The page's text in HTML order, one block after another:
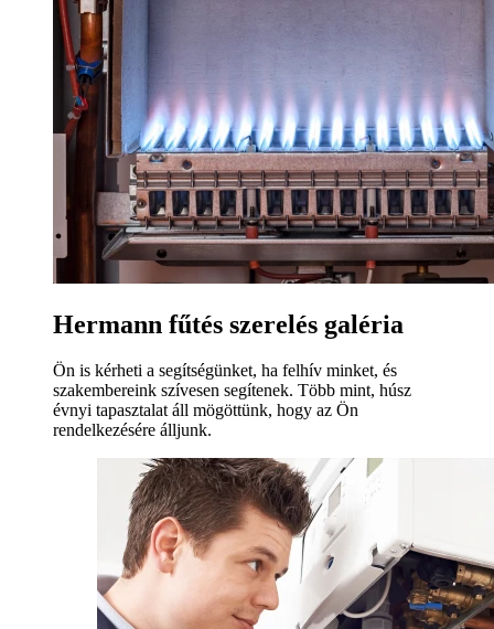
Hermann fűtés szerelés galéria
Ön is kérheti a segítségünket, ha felhív minket, és
szakembereink szívesen segítenek. Több mint, húsz
évnyi tapasztalat áll mögöttünk, hogy az Ön
rendelkezésére álljunk.